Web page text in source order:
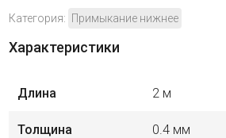
Категория: Примыкание нижнее
Характеристики
Длина 2 м
Толщина 0.4 мм